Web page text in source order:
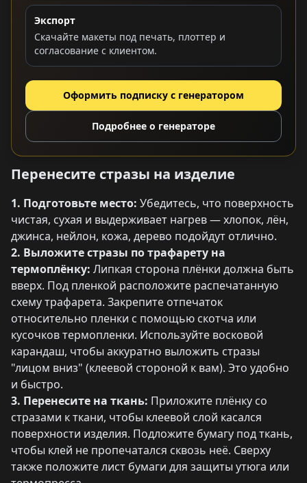
Экспорт
Скачайте макеты под печать, плоттер и
согласование с клиентом.
Оформить подписку с генератором
Подробнее о генераторе
Перенесите стразы на изделие
1. Подготовьте место: Убедитесь, что поверхность
чистая, сухая и выдерживает нагрев — хлопок, лён,
джинса, нейлон, кожа, дерево подойдут отлично.
2. Выложите стразы по трафарету на
термоплёнку: Липкая сторона плёнки должна быть
вверх. Под пленкой расположите распечатанную
схему трафарета. Закрепите отпечаток
относительно пленки с помощью скотча или
кусочков термопленки. Используйте восковой
карандаш, чтобы аккуратно выложить стразы
"лицом вниз" (клеевой стороной к вам). Это удобно
и быстро.
3. Перенесите на ткань: Приложите плёнку со
стразами к ткани, чтобы клеевой слой касался
поверхности изделия. Подложите бумагу под ткань,
чтобы клей не пропечатался сквозь неё. Сверху
также положите лист бумаги для защиты утюга или